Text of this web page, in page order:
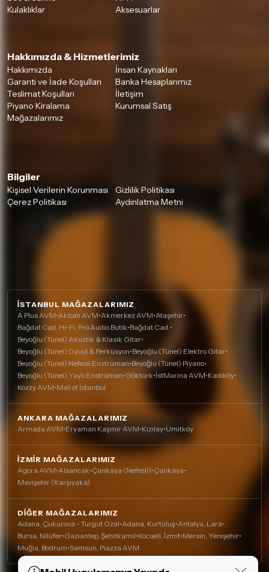
Kulaklıklar
Aksesuarlar
Hakkımızda & Hizmetlerimiz
Hakkımızda
İnsan Kaynakları
Garanti ve İade Koşulları
Banka Hesaplarımız
Teslimat Koşulları
İletişim
Piyano Kiralama
Kurumsal Satış
Mağazalarımız
Bilgiler
Kişisel Verilerin Korunması
Gizlilik Politikası
Çerez Politikası
Aydınlatma Metni
İSTANBUL MAĞAZALARIMIZ
A Plus AVM•Akbatı AVM•Akmerkez AVM•Ataşehir•
Bağdat Cad. Hi-Fi, Pro Audio Butik•Bağdat Cad.•
Beyoğlu (Tünel) Akustik & Klasik Gitar•
Beyoğlu (Tünel) Davul & Perküsyon•Beyoğlu (Tünel) Elektro Gitar•
Beyoğlu (Tünel) Nefesli Enstrüman•Beyoğlu (Tünel) Piyano•
Beyoğlu (Tünel) Yaylı Enstrüman•Göktürk•İstMarina AVM•Kadıköy•
Kozzy AVM•Mall of İstanbul
ANKARA MAĞAZALARIMIZ
Armada AVM•Eryaman Kaşmir AVM•Kızılay•Ümitköy
İZMIR MAĞAZALARIMIZ
Agora AVM•Alsancak•Çankaya (Nefesli)•Çankaya•
Mavişehir (Karşıyaka)
DIĞER MAĞAZALARIMIZ
Adana, Çukurova - Turgut Özal•Adana, Kurtuluş•Antalya, Lara•
Bursa, Nilüfer•Gaziantep, Şehitkamil•Kocaeli, İzmit•Mersin, Yenişehir•
Muğla, Bodrum•Samsun, Piazza AVM